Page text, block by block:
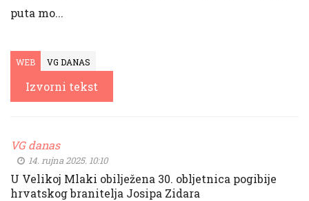
puta mo...
WEB VG DANAS
Izvorni tekst
VG danas
14. rujna 2025. 10:10
U Velikoj Mlaki obilježena 30. obljetnica pogibije
hrvatskog branitelja Josipa Zidara